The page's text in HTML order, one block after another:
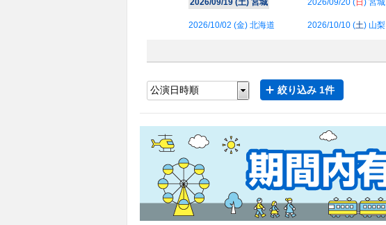
2026/09/19 (土) 宮城 2026/09/20 (日 ) 宮城
2026/10/02 (金) 北海道 2026/10/10 (土) 山梨
絞り込み 1件